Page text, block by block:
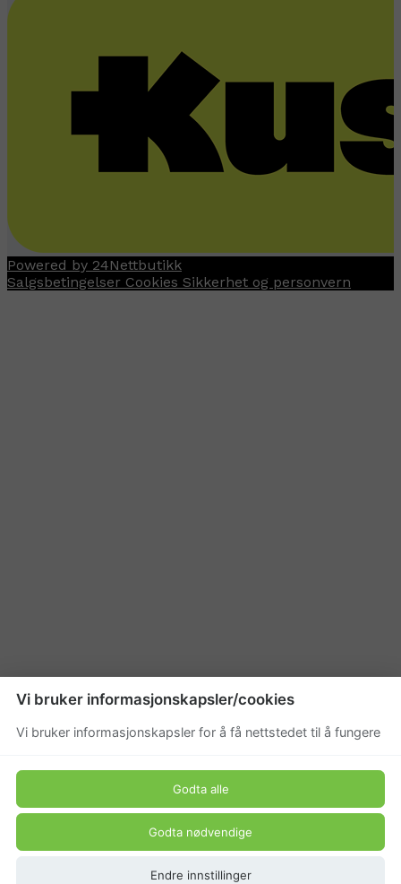
Powered by 24Nettbutikk
Salgsbetingelser Cookies Sikkerhet og personvern
Vi bruker informasjonskapsler/cookies
Vi bruker informasjonskapsler for å få nettstedet til å fungere
Godta alle
Godta nødvendige
Endre innstillinger